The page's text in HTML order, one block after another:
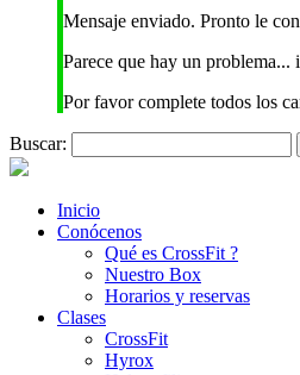
Mensaje enviado. Pronto le
Parece que hay un problema...
Por favor complete todos los
Buscar:
Inicio
Conócenos
Qué es CrossFit ?
Nuestro Box
Horarios y reservas
Clases
CrossFit
Hyrox